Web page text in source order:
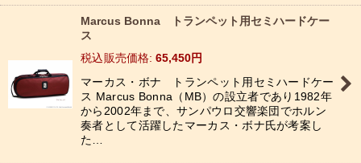
Marcus Bonna トランペット用セミハードケー
ス
税込
: 65,450円
マーカス・ボナ トランペット用セミハードケー
ス Marcus Bonna（MB）の設立者であり1982年
から2002年まで、サンパウロ交響楽団でホルン
奏者として活躍したマーカス・ボナ氏が考案し
た…